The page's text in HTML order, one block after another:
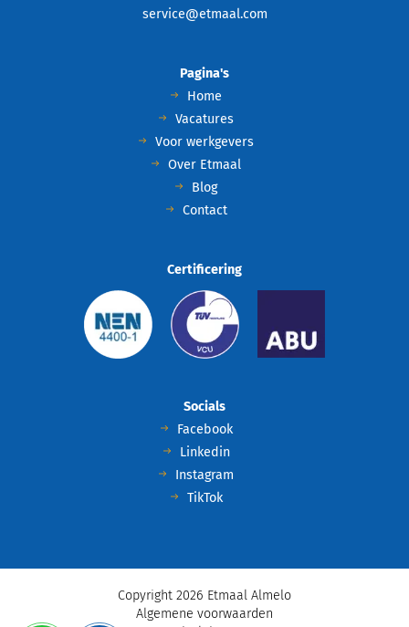
service@etmaal.com
Pagina's
Home
Vacatures
Voor werkgevers
Over Etmaal
Blog
Contact
Certificering
Socials
Facebook
Linkedin
Instagram
TikTok
Copyright 2026 Etmaal Almelo
Algemene voorwaarden